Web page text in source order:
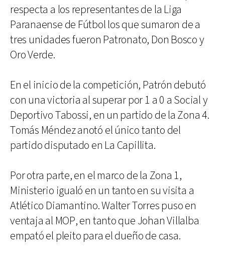
respecta a los representantes de la Liga
Paranaense de Fútbol los que sumaron de a
tres unidades fueron Patronato, Don Bosco y
Oro Verde.
En el inicio de la competición, Patrón debutó
con una victoria al superar por 1 a 0 a Social y
Deportivo Tabossi, en un partido de la Zona 4.
Tomás Méndez anotó el único tanto del
partido disputado en La Capillita.
Por otra parte, en el marco de la Zona 1,
Ministerio igualó en un tanto en su visita a
Atlético Diamantino. Walter Torres puso en
ventaja al MOP, en tanto que Johan Villalba
empató el pleito para el dueño de casa.